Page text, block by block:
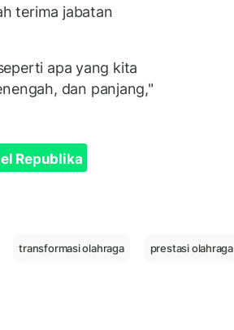
terima jabatan
apa yang kita
dan panjang,"
Republika
transformasi olahraga prestasi olahraga